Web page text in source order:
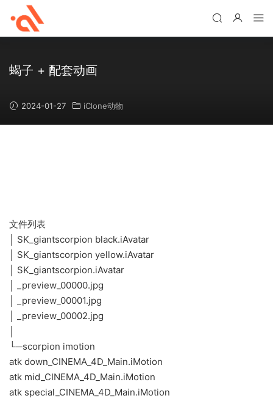
蝎子 + 配套动画
2024-01-27 iClone动物
文件列表
│ SK_giantscorpion black.iAvatar
│ SK_giantscorpion yellow.iAvatar
│ SK_giantscorpion.iAvatar
│ _preview_00000.jpg
│ _preview_00001.jpg
│ _preview_00002.jpg
└─scorpion imotion
atk down_CINEMA_4D_Main.iMotion
atk mid_CINEMA_4D_Main.iMotion
atk special_CINEMA_4D_Main.iMotion